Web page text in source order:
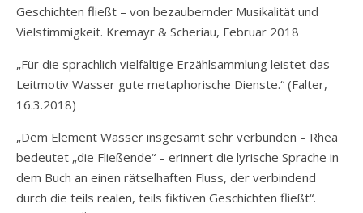
Geschichten fließt – von bezaubernder Musikalität und
Vielstimmigkeit. Kremayr & Scheriau, Februar 2018
„Für die sprachlich vielfältige Erzählsammlung leistet das
Leitmotiv Wasser gute metaphorische Dienste.“ (Falter,
16.3.2018)
„Dem Element Wasser insgesamt sehr verbunden – Rhea
bedeutet „die Fließende“ – erinnert die lyrische Sprache in
dem Buch an einen rätselhaften Fluss, der verbindend
durch die teils realen, teils fiktiven Geschichten fließt“.